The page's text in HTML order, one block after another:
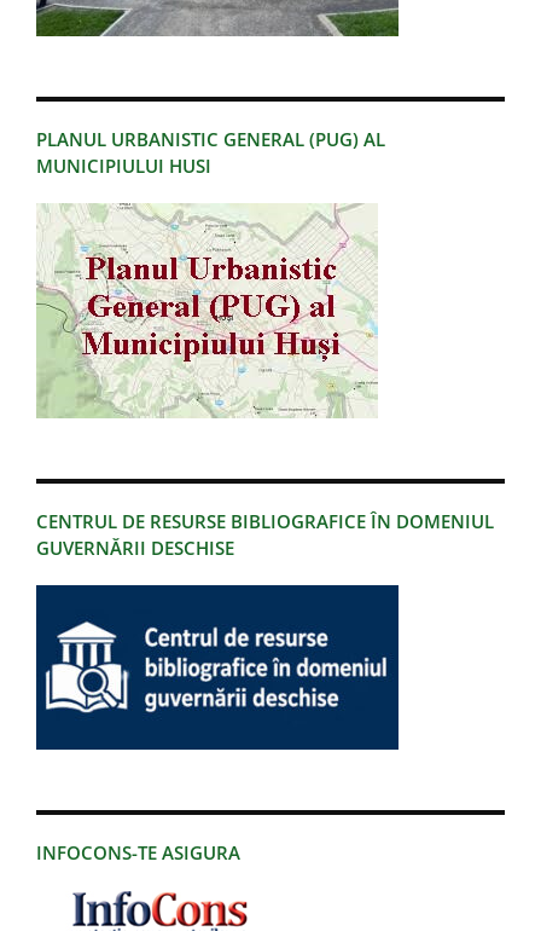
PLANUL URBANISTIC GENERAL (PUG) AL
MUNICIPIULUI HUSI
CENTRUL DE RESURSE BIBLIOGRAFICE ÎN DOMENIUL
GUVERNĂRII DESCHISE
INFOCONS-TE ASIGURA